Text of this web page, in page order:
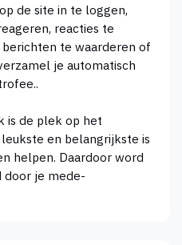
de site in te loggen,
reacties te
te waarderen of
je automatisch
is de plek op het
en belangrijkste is
helpen. Daardoor word
door je mede-